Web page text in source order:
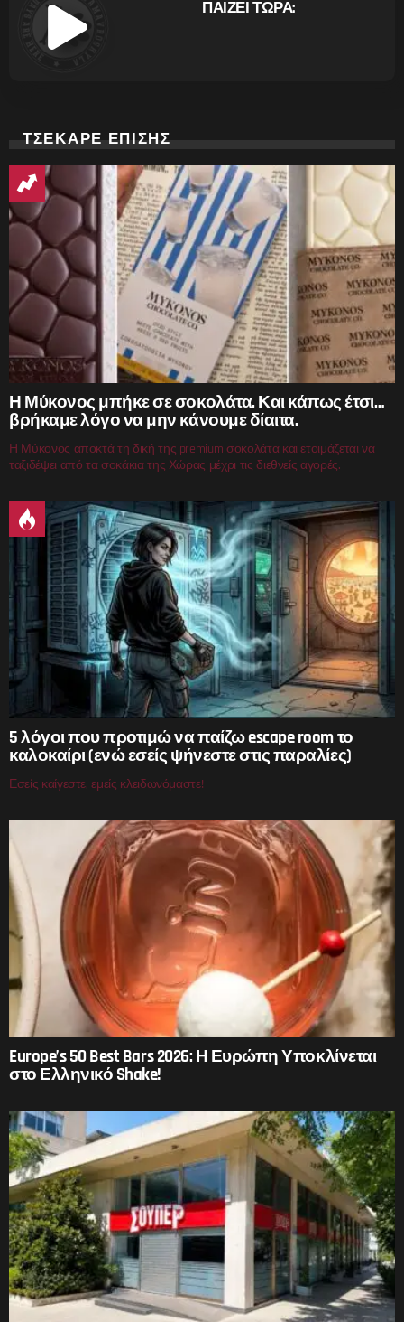
ΠΑΙΖΕΙ ΤΩΡΑ:
ΤΣΕΚΑΡΕ ΕΠΙΣΗΣ
Η Μύκονος μπήκε σε σοκολάτα. Και κάπως έτσι…
βρήκαμε λόγο να μην κάνουμε δίαιτα.
Η Μύκονος αποκτά τη δική της premium σοκολάτα και ετοιμάζεται να
ταξιδέψει από τα σοκάκια της Χώρας μέχρι τις διεθνείς αγορές.
5 λόγοι που προτιμώ να παίζω escape room το
καλοκαίρι (ενώ εσείς ψήνεστε στις παραλίες)
Εσείς καίγεστε, εμείς κλειδωνόμαστε!
Europe’s 50 Best Bars 2026: Η Ευρώπη Υποκλίνεται
στο Ελληνικό Shake!